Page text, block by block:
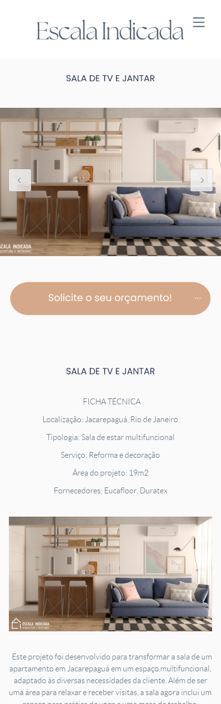
FICHA TÉCNICA
Localização: Jacarepaguá, Rio de Janeiro
Tipologia: Sala de estar multifuncional
Serviço: Reforma e decoração
Área do projeto: 19m2
Fornecedores: Eucafloor, Duratex
Este projeto foi desenvolvido para transformar a sala de um
apartamento em Jacarepaguá em um espaço multifuncional,
adaptado às diversas necessidades da cliente. Além de ser
uma área para relaxar e receber visitas, a sala agora inclui um